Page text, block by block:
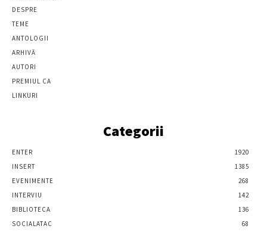
DESPRE
TEME
ANTOLOGII
ARHIVĂ
AUTORI
PREMIUL CA
LINKURI
Categorii
ENTER
1920
INSERT
1385
EVENIMENTE
268
INTERVIU
142
BIBLIOTECA
136
SOCIALATAC
68